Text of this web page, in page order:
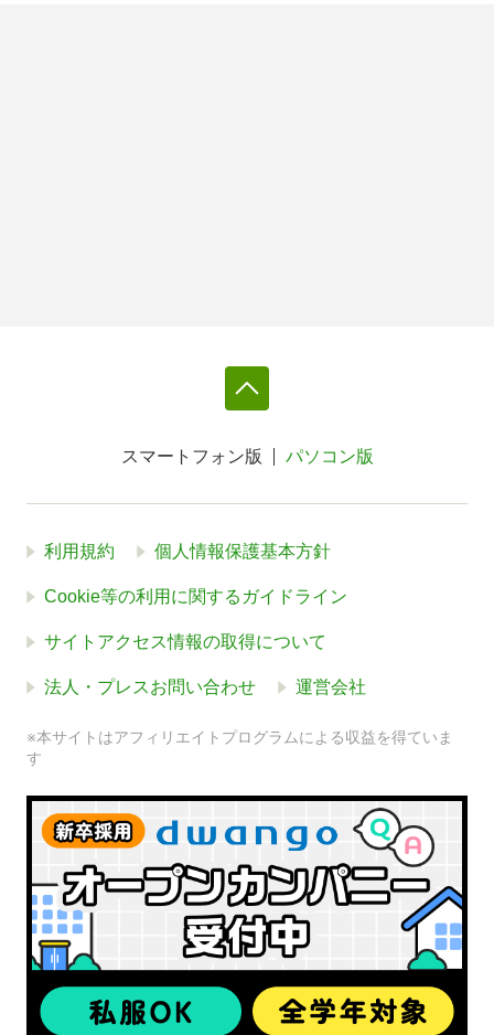
スマートフォン版 パソコン版
利用規約 個人情報保護基本方針
Cookie等の利用に関するガイドライン
サイトアクセス情報の取得について
法人・プレスお問い合わせ 運営会社
※本サイトはアフィリエイトプログラムによる収益を得ていま
す